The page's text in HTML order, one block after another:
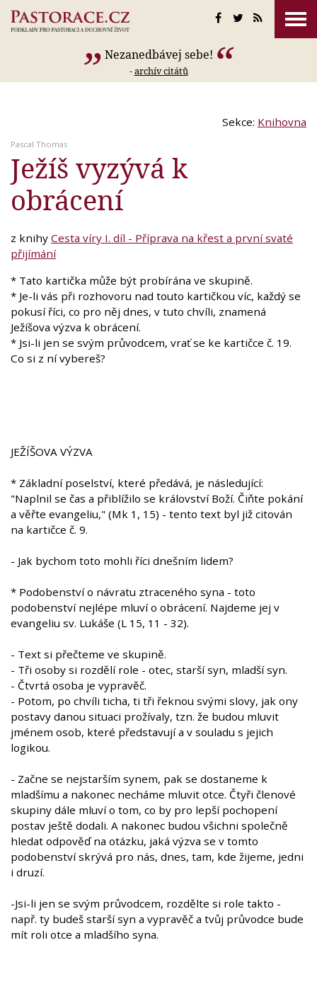
Nezanedbávej sebe!
-archív citátů
Sekce: Knihovna
Pascal Thomas
Ježíš vyzývá k
obrácení
z knihy Cesta víry I. díl - Příprava na křest a první svaté
přijímání
* Tato kartička může být probírána ve skupině.
* Je-li vás při rozhovoru nad touto kartičkou víc, každý se
pokusí říci, co pro něj dnes, v tuto chvíli, znamená
Ježíšova výzva k obrácení.
* Jsi-li jen se svým průvodcem, vrať se ke kartičce č. 19.
Co si z ní vybereš?
JEŽÍŠOVA VÝZVA
* Základní poselství, které předává, je následující:
"Naplnil se čas a přiblížilo se království Boží. Čiňte pokání
a věřte evangeliu," (Mk 1, 15) - tento text byl již citován
na kartičce č. 9.
- Jak bychom toto mohli říci dnešním lidem?
* Podobenství o návratu ztraceného syna - toto
podobenství nejlépe mluví o obrácení. Najdeme jej v
evangeliu sv. Lukáše (L 15, 11 - 32).
- Text si přečteme ve skupině.
- Tři osoby si rozdělí role - otec, starší syn, mladší syn.
- Čtvrtá osoba je vypravěč.
- Potom, po chvíli ticha, ti tři řeknou svými slovy, jak ony
postavy danou situaci prožívaly, tzn. že budou mluvit
jménem osob, které představují a v souladu s jejich
logikou.
- Začne se nejstarším synem, pak se dostaneme k
mladšímu a nakonec necháme mluvit otce. Čtyři členové
skupiny dále mluví o tom, co by pro lepší pochopení
postav ještě dodali. A nakonec budou všichni společně
hledat odpověď na otázku, jaká výzva se v tomto
podobenství skrývá pro nás, dnes, tam, kde žijeme, jedni
i druzí.
-Jsi-li jen se svým průvodcem, rozdělte si role takto -
např. ty budeš starší syn a vypravěč a tvůj průvodce bude
mít roli otce a mladšího syna.